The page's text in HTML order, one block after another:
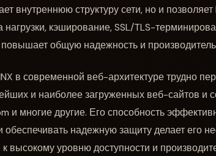
внутреннюю структуру сети, но и
нагрузки, кэширование, SSL/TLS-
общую надежность и
в современной веб-архитектуре трудно
и наиболее загруженных веб-сайтов и
и многие другие. Его способность
обеспечивать надежную защиту делает его
высокому уровню доступности и